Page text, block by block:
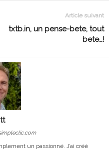
Article suivant
txtb.in, un pense-bete, tout
bete…!
un passionné. J’ai créé